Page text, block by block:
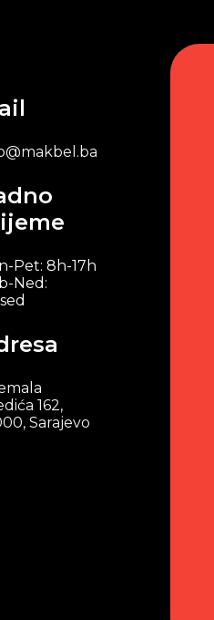
Pet: 8h-17h
Ned:
162,
Sarajevo